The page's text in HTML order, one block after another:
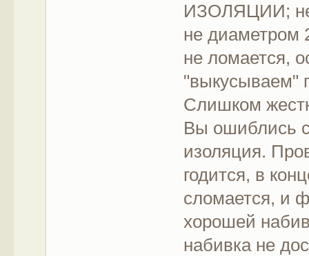
ИЗОЛЯЦИИ;
не
не ломается,
"выкусываем"
Слишком
Вы ошиблись
изоляция.
годится, в
сломается, и
хорошей
набивка не